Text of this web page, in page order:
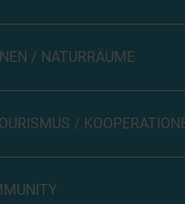
/ NATURRÄUME
/